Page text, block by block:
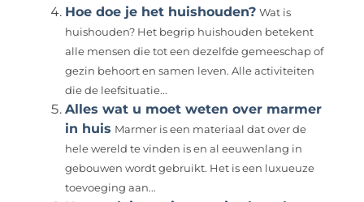
Hoe doe je het huishouden? Wat is
huishouden? Het begrip huishouden betekent
alle mensen die tot een dezelfde gemeeschap of
gezin behoort en samen leven. Alle activiteiten
die de leefsituatie...
Alles wat u moet weten over marmer
in huis Marmer is een materiaal dat over de
hele wereld te vinden is en al eeuwenlang in
gebouwen wordt gebruikt. Het is een luxueuze
toevoeging aan...